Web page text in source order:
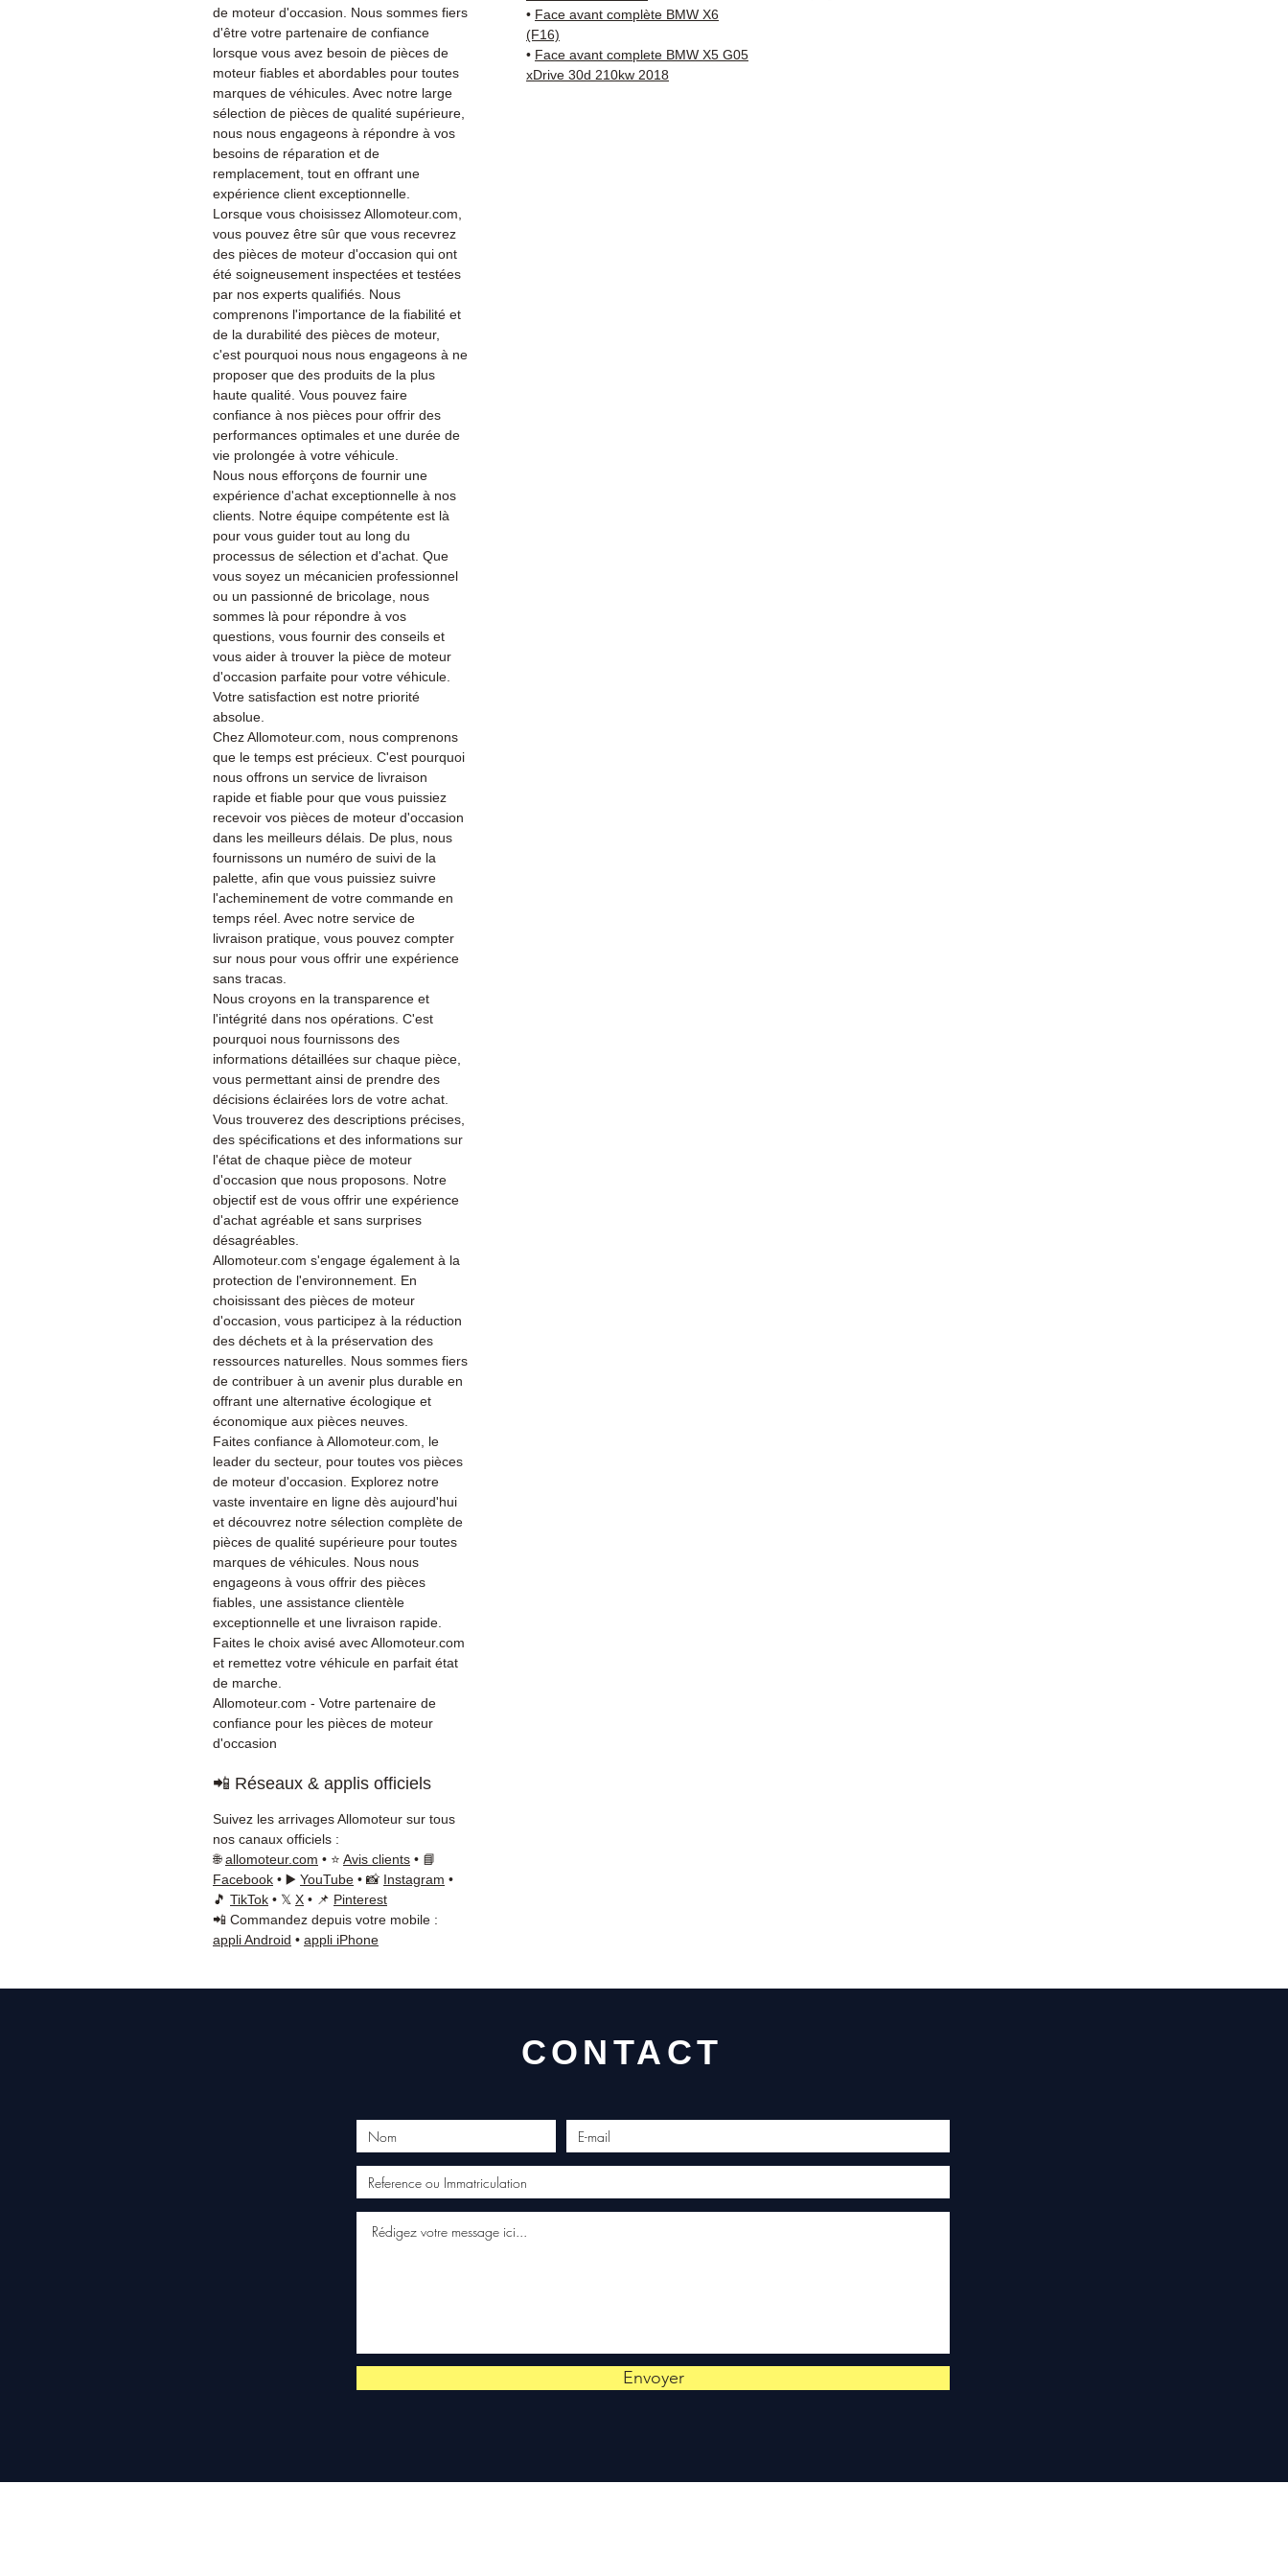
de moteur d'occasion. Nous sommes fiers
d'être votre partenaire de confiance
lorsque vous avez besoin de pièces de
moteur fiables et abordables pour toutes
marques de véhicules. Avec notre large
sélection de pièces de qualité supérieure,
nous nous engageons à répondre à vos
besoins de réparation et de
remplacement, tout en offrant une
expérience client exceptionnelle.
Lorsque vous choisissez Allomoteur.com,
vous pouvez être sûr que vous recevrez
des pièces de moteur d'occasion qui ont
été soigneusement inspectées et testées
par nos experts qualifiés. Nous
comprenons l'importance de la fiabilité et
de la durabilité des pièces de moteur,
c'est pourquoi nous nous engageons à ne
proposer que des produits de la plus
haute qualité. Vous pouvez faire
confiance à nos pièces pour offrir des
performances optimales et une durée de
vie prolongée à votre véhicule.
Nous nous efforçons de fournir une
expérience d'achat exceptionnelle à nos
clients. Notre équipe compétente est là
pour vous guider tout au long du
processus de sélection et d'achat. Que
vous soyez un mécanicien professionnel
ou un passionné de bricolage, nous
sommes là pour répondre à vos
questions, vous fournir des conseils et
vous aider à trouver la pièce de moteur
d'occasion parfaite pour votre véhicule.
Votre satisfaction est notre priorité
absolue.
Chez Allomoteur.com, nous comprenons
que le temps est précieux. C'est pourquoi
nous offrons un service de livraison
rapide et fiable pour que vous puissiez
recevoir vos pièces de moteur d'occasion
dans les meilleurs délais. De plus, nous
fournissons un numéro de suivi de la
palette, afin que vous puissiez suivre
l'acheminement de votre commande en
temps réel. Avec notre service de
livraison pratique, vous pouvez compter
sur nous pour vous offrir une expérience
sans tracas.
Nous croyons en la transparence et
l'intégrité dans nos opérations. C'est
pourquoi nous fournissons des
informations détaillées sur chaque pièce,
vous permettant ainsi de prendre des
décisions éclairées lors de votre achat.
Vous trouverez des descriptions précises,
des spécifications et des informations sur
l'état de chaque pièce de moteur
d'occasion que nous proposons. Notre
objectif est de vous offrir une expérience
d'achat agréable et sans surprises
désagréables.
Allomoteur.com s'engage également à la
protection de l'environnement. En
choisissant des pièces de moteur
d'occasion, vous participez à la réduction
des déchets et à la préservation des
ressources naturelles. Nous sommes fiers
de contribuer à un avenir plus durable en
offrant une alternative écologique et
économique aux pièces neuves.
Faites confiance à Allomoteur.com, le
leader du secteur, pour toutes vos pièces
de moteur d'occasion. Explorez notre
vaste inventaire en ligne dès aujourd'hui
et découvrez notre sélection complète de
pièces de qualité supérieure pour toutes
marques de véhicules. Nous nous
engageons à vous offrir des pièces
fiables, une assistance clientèle
exceptionnelle et une livraison rapide.
Faites le choix avisé avec Allomoteur.com
et remettez votre véhicule en parfait état
de marche.
Allomoteur.com - Votre partenaire de
confiance pour les pièces de moteur
d'occasion
• Face avant complète BMW X6
(F16)
• Face avant complete BMW X5 G05
xDrive 30d 210kw 2018
📲 Réseaux & applis officiels
Suivez les arrivages Allomoteur sur tous
nos canaux officiels :
🌐allomoteur.com • ⭐ Avis clients • 📘
Facebook • ▶️ YouTube • 📸 Instagram •
🎵 TikTok • 𝕏 X • 📌 Pinterest
📲 Commandez depuis votre mobile :
appli Android • appli iPhone
CONTACT
Envoyer